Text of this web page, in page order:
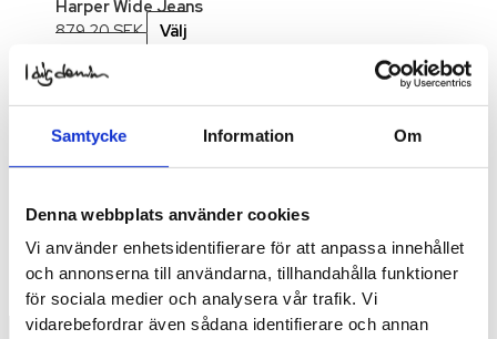
Samtycke Information Om
Denna webbplats använder cookies
Vi använder enhetsidentifierare för att anpassa innehållet
och annonserna till användarna, tillhandahålla funktioner
för sociala medier och analysera vår trafik. Vi
vidarebefordrar även sådana identifierare och annan
Harper Wide Jeans
879.20SEK
Välj
produkten har flera
produktsidan
Doris Long Denim Skirt
879.20SEK
Välj